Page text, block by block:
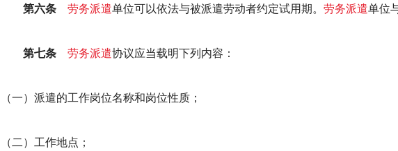
第六条 劳务派遣单位可以依法与被派遣劳动者约定试用期。 劳务派遣单位
第七条 劳务派遣协议应当载明下列内容：
（一）派遣的工作岗位名称和岗位性质；
（二）工作地点；